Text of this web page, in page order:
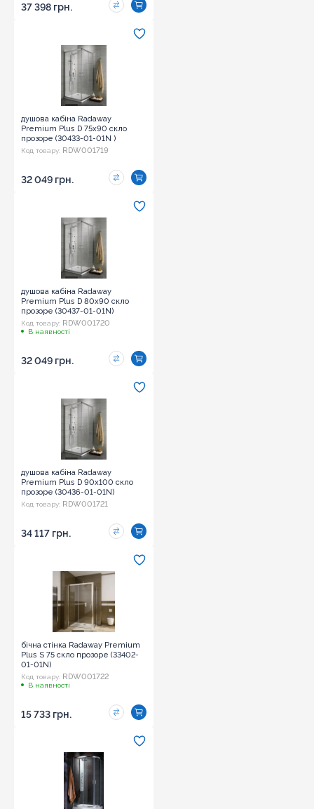
37 398 грн.
душова кабіна Radaway
Premium Plus D 75x90 скло
прозоре (30433-01-01N )
Код товару: RDW001719
32 049 грн.
душова кабіна Radaway
Premium Plus D 80x90 скло
прозоре (30437-01-01N)
Код товару: RDW001720
В наявності
32 049 грн.
душова кабіна Radaway
Premium Plus D 90x100 скло
прозоре (30436-01-01N)
Код товару: RDW001721
34 117 грн.
бічна стінка Radaway Premium
Plus S 75 скло прозоре (33402-
01-01N)
Код товару: RDW001722
В наявності
15 733 грн.